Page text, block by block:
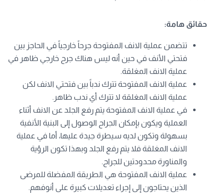
حقائق هامة:
تتضمن عملية الانف المفتوحة جرحاً خارجياً في الحاجز بين
فتحتي الأنف في حين أنه ليس هناك جرح خارجي ظاهر في
عملية الانف المغلقة.
عملية الانف المفتوحة تترك ندباً بين فتحتي الانف لكن
عملية الانف المغلقة لا تترك أي ندب ظاهر.
في عملية الانف المفتوحة يتم رفع الجلد عن الانف أثناء
العملية ويكون بإمكان الجراح الوصول إلى البنية الأنفية
بسهولة وتكون لديه سيطرة جيدة عليها، أما في عملية
الانف المغلقة فلا يتم رفع الجلد وبهذا تكون الرؤية
والمناورة محدودتين للجراح.
عملية الانف المفتوحة هي الطريقة المفضلة للمرضى
الذين يحتاجون إلى إجراء تعديلات كبيرة على أنوفهم.